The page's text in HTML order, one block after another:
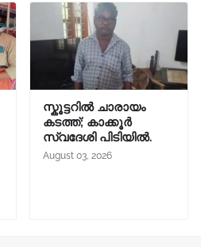
സ്കൂട്ടറിൽ ചാരായം
കടത്ത്; കാക്കൂർ
സ്വദേശി പിടിയിൽ.
August 03, 2026